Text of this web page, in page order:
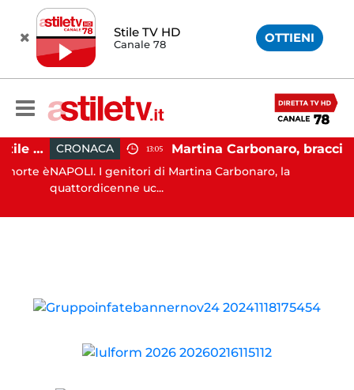
Stile TV HD
Canale 78 OTTIENI
Salerno, cadavere nel cortile di un palazzo: indaga la Polizia
è
CRONACA 13:05
NAPOLI. I genitori di Martina Carbonaro, la
quattordicenne uc...